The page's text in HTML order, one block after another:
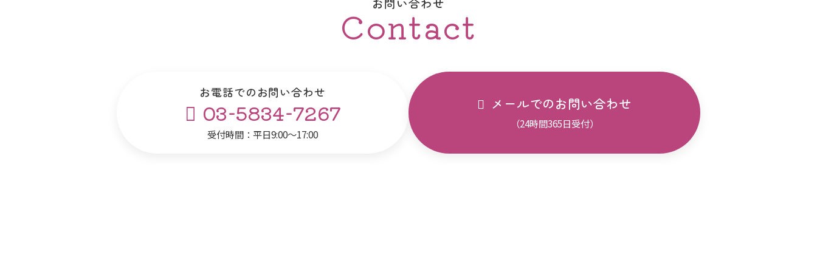
お問い合わせ
Contact
お電話でのお問い合わせ
03-5834-7267
受付時間：平日9:00～17:00
メールでのお問い合わせ
（24時間365日受付）